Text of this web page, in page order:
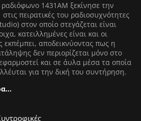
1431AM ξεκίνησε την
πειρατικές του ραδιοσυχνότητες
στον οποίο στεγάζεται είναι
κατειλλημένες είναι και οι
εκπέμπει, αποδεικνύοντας πως η
δεν περιορίζεται μόνο στο
και σε άυλα μέσα τα οποία
για την δική του συντήρηση.